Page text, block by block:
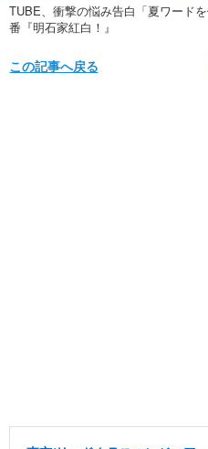
TUBE、衝撃の悩み告白「夏ワード
番『明石家紅白！』
この記事へ戻る